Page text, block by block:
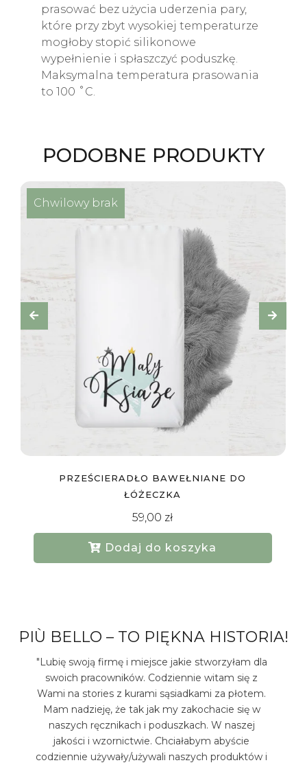
prasować bez użycia uderzenia pary,
które przy zbyt wysokiej temperaturze
mogłoby stopić silikonowe
wypełnienie i spłaszczyć poduszkę.
Maksymalna temperatura prasowania
to 100 ˚C.
PODOBNE PRODUKTY
TOREBKA DAMSKA FLUFFY OLD BLUSH
199,00zł
Dodaj do koszyka
PIÙ BELLO – TO PIĘKNA HISTORIA!
"Lubię swoją firmę i miejsce jakie stworzyłam dla
swoich pracowników. Codziennie witam się z
Wami na stories z kurami sąsiadkami za płotem.
Mam nadzieję, że tak jak my zakochacie się w
naszych ręcznikach i poduszkach. W naszej
jakości i wzornictwie. Chciałabym abyście
codziennie używały/używali naszych produktów i